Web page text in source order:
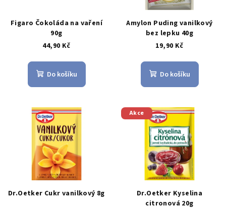
Figaro Čokoláda na vaření
90g
44,90 Kč
Do košíku
Amylon Puding vanilkový
bez lepku 40g
19,90 Kč
Do košíku
Dr.Oetker Cukr vanilkový 8g
Akce
Dr.Oetker Kyselina
citronová 20g